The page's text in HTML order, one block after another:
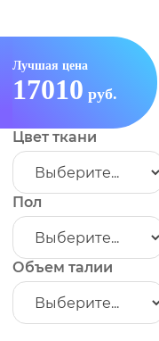
Лучшая цена
17010 руб.
Цвет ткани
Пол
Объем талии